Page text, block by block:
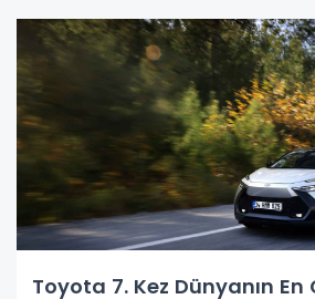
Toyota 7. Kez Dünyanın